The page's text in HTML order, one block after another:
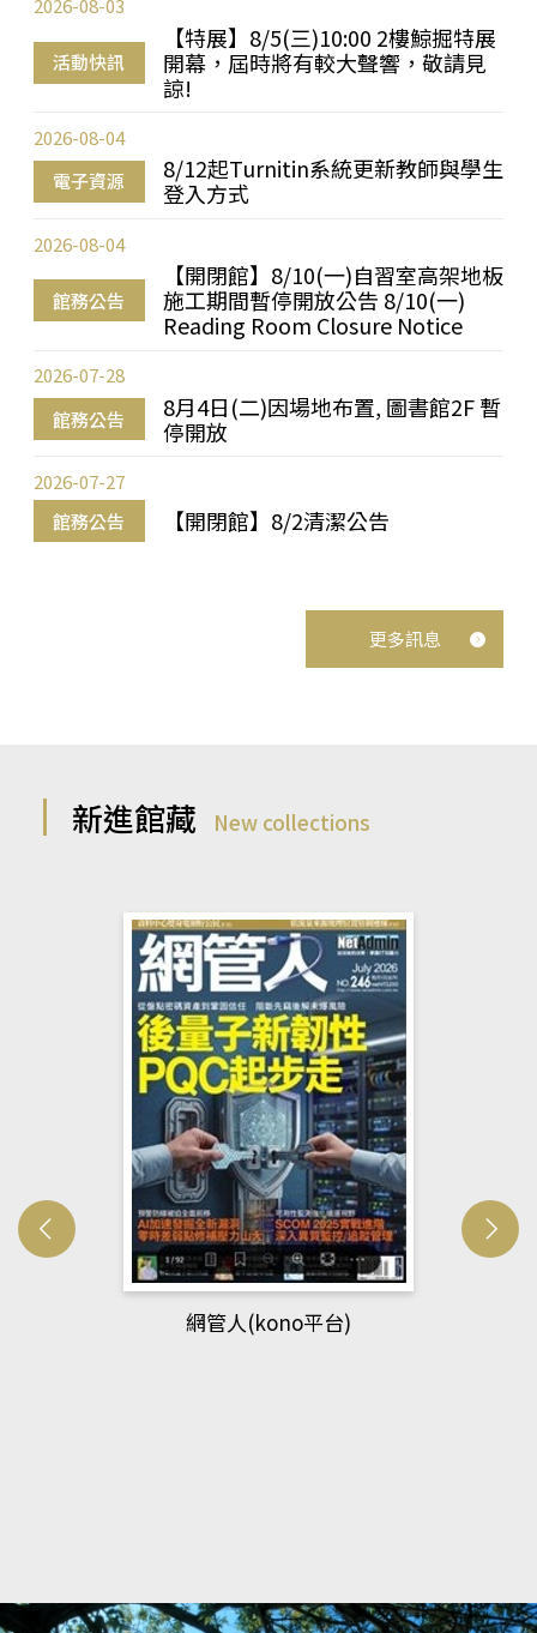
活動快訊
【特展】8/5(三)10:00 2樓鯨掘特展
開幕，屆時將有較大聲響，敬請見
諒!
2026-08-03
電子資源
8/12起Turnitin系統更新教師與學生
登入方式
2026-08-04
館務公告
【開閉館】8/10(一)自習室高架地板
施工期間暫停開放公告 8/10(一)
Reading Room Closure Notice
2026-08-04
館務公告
8月4日(二)因場地布置, 圖書館2F 暫
停開放
2026-07-28
館務公告 【開閉館】8/2清潔公告
2026-07-27
更多訊息
新進館藏 New collections
網管人(kono平台)